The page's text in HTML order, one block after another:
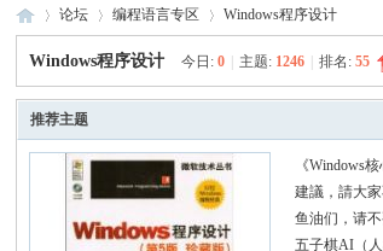
鱼 »
论坛 编程语言专区 Windows程序设计
Windows程序设计 今日:0 主题: 1246 排名:55
推荐主题
《Windows
建議，請大
鱼油们，请
五子棋AI（